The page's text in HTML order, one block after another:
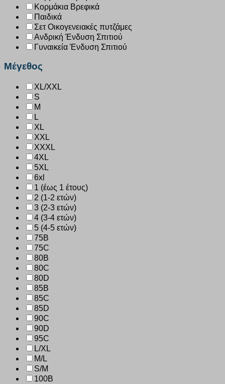
Κορμάκια Βρεφικά
Παιδικά
Σετ Οικογενειακές πυτζάμες
Ανδρική Ένδυση Σπιτιού
Γυναικεία Ένδυση Σπιτιού
Μέγεθος
XL/XXL
S
M
L
XL
XXL
XXXL
4XL
5XL
6xl
1 (έως 1 έτους)
2 (1-2 ετών)
3 (2-3 ετών)
4 (3-4 ετών)
5 (4-5 ετών)
75B
75C
80B
80C
80D
85B
85C
85D
90C
90D
95C
L/XL
M/L
S/M
100B